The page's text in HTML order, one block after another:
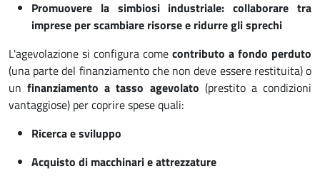
Promuovere la simbiosi industriale: collaborare tra
imprese per scambiare risorse e ridurre gli sprechi
L'agevolazione si configura come contributo a fondo perduto
(una parte del finanziamento che non deve essere restituita) o
unfinanziamento a tasso agevolato (prestito a condizioni
vantaggiose) per coprire spese quali:
Ricerca e sviluppo
Acquisto di macchinari e attrezzature